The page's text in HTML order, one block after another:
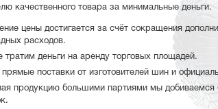
качественного товара за минимальные деньги.
цены достигается за счёт сокращения
расходов.
тратим деньги на аренду торговых площадей.
поставки от изготовителей шин и
продукцию большими партиями мы добиваемся